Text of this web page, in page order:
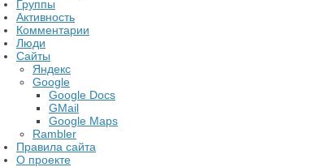
Группы
Активность
Комментарии
Люди
Сайты
Яндекс
Google
Google Docs
GMail
Google Maps
Rambler
Правила сайта
О проекте